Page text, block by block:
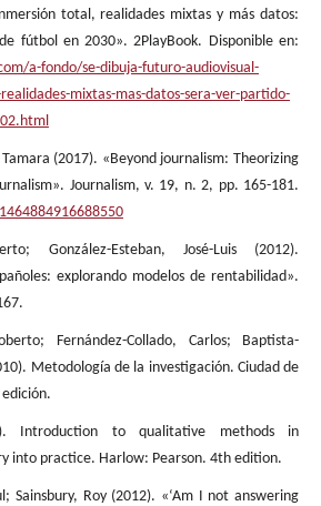
total, realidades mixtas y más datos:
fútbol en 2030». 2PlayBook. Disponible en:
a-fondo/se-dibuja-futuro-audiovisual-
mixtas-mas-datos-sera-ver-partido-
(2017). «Beyond journalism: Theorizing
Journalism, v. 19, n. 2, pp. 165-181.
González-Esteban, José-Luis (2012).
explorando modelos de rentabilidad».
Fernández-Collado, Carlos; Baptista-
Metodología de la investigación. Ciudad de
Introduction to qualitative methods in
into practice. Harlow: Pearson. 4th edition.
Sainsbury, Roy (2012). «‘Am I not answering